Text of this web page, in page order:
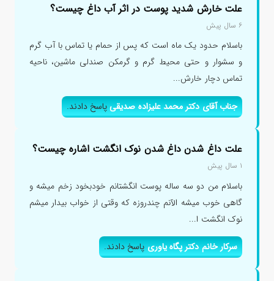
علت خارش شدید پوست در اثر آب داغ چیست؟
۶ سال پیش
باسلام حدود یک ماه است که پس از حمام یا تماس با آب گرم
و سشوار و حتی محیط گرم و گرمکن صندلی ماشین، ناحیه
تماس دچار خارش...
جناب آقای دکتر محمد علیزاده صدیقیپاسخ دادند.
علت داغ شدن داغ شدن نوک انگشت اشاره چیست؟
۱ سال پیش
باسلام من دو سه ساله پوست انگشتانم خودبخود زخم میشه و
گاهی خوب میشه الآنم چندروزه که وقتی از خواب بیدار میشم
نوک انگشت ا...
سرکار خانم دکتر پگاه یاوریپاسخ دادند.